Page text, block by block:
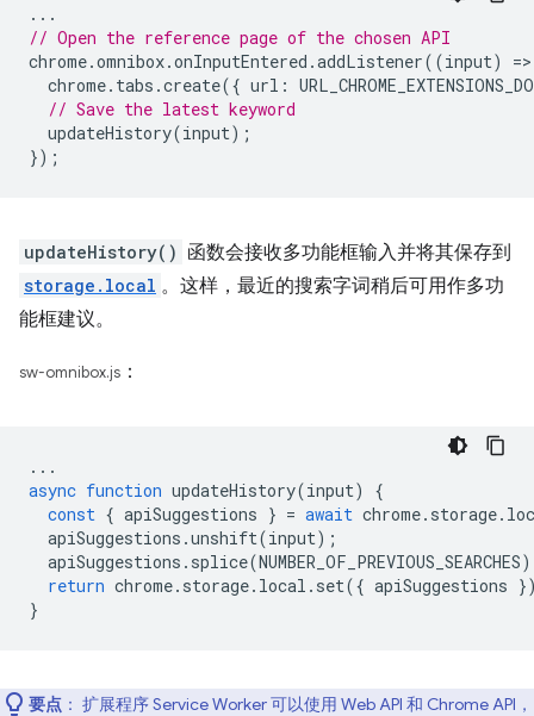
...
// Open the reference page of the chosen API
chrome.omnibox.onInputEntered .addListener((input) =>
chrome. tabs .create({ url :
// Save the latest keyword
updateHistory(input);
});
updateHistory() 函数会接收多功能框输入并将其保存到
storage.local 。这样，最近的搜索字词稍后可用作多功
能框建议。
sw-omnibox.js ：
...
async function updateHistory(input)
{
const { apiSuggestions } = await chrome. storage.
apiSuggestions .unshift(input);
apiSuggestions . splice(NUMBER_OF_PREVIOUS_SEARCHES
return chrome. storage. local . set({ apiSuggestions
}
要点 ： 扩展程序 Service Worker 可以使用 Web API 和 Chrome API，